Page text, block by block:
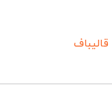
قالیباف